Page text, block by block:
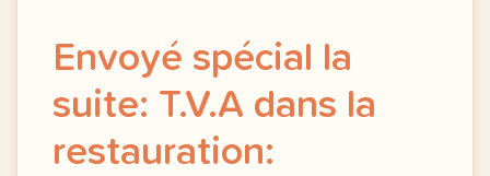
Envoyé spécial la
suite: T.V.A dans la
restauration: